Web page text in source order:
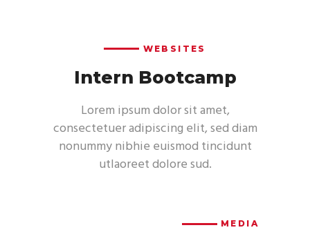
WEBSITES
Intern Bootcamp
Lorem ipsum dolor sit amet,
consectetuer adipiscing elit, sed diam
nonummy nibhie euismod tincidunt
utlaoreet dolore sud.
MEDIA